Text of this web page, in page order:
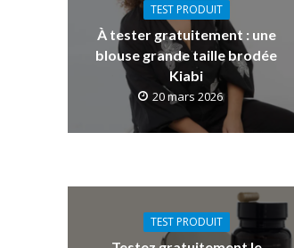
TEST PRODUIT
À tester gratuitement : une
blouse grande taille brodée
Kiabi
20 mars 2026
TEST PRODUIT